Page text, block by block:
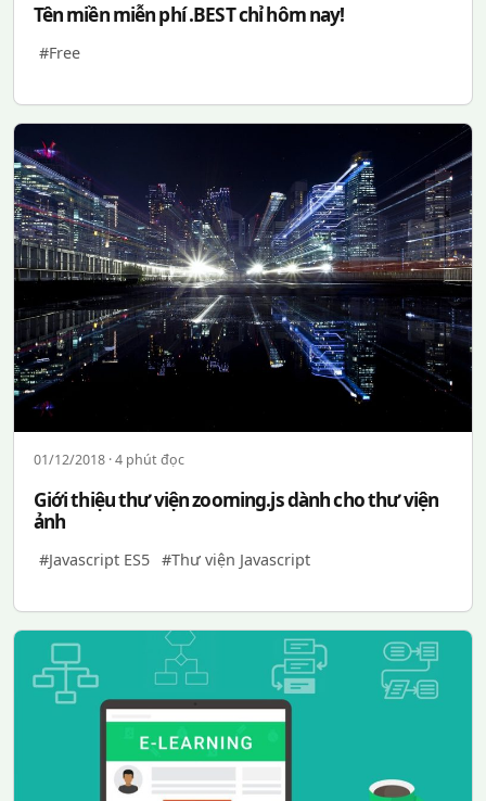
Tên miền miễn phí .BEST chỉ hôm nay!
#Free
01/12/2018 · 4 phút đọc
Giới thiệu thư viện zooming.js dành cho thư viện
ảnh
#Javascript ES5 #Thư viện Javascript